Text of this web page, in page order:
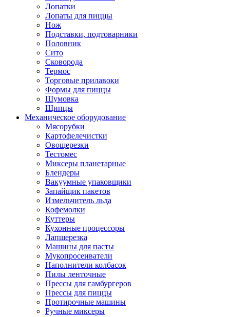
Лопатки
Лопаты для пиццы
Нож
Подставки, подтоварники
Половник
Сито
Сковорода
Термос
Торговые прилавоки
Формы для пиццы
Шумовка
Щипцы
Механическое оборудование
Мясорубки
Картофелечистки
Овощерезки
Тестомес
Миксеры планетарные
Блендеры
Вакуумные упаковщики
Запайщик пакетов
Измельчитель льда
Кофемолки
Куттеры
Кухонные процессоры
Лапшерезка
Машины для пасты
Мукопросеиватели
Наполнители колбасок
Пилы ленточные
Прессы для гамбургеров
Прессы для пиццы
Протирочные машины
Ручные миксеры